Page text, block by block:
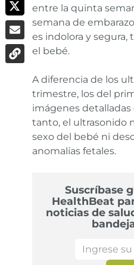
entre la quinta
semana de
es indolora y segura,
el bebé.
A diferencia de los
trimestre, los del
imágenes detalladas
tanto, el ultrasonido
sexo del bebé ni
anomalías fetales.
Suscríbase
HealthBeat
noticias de